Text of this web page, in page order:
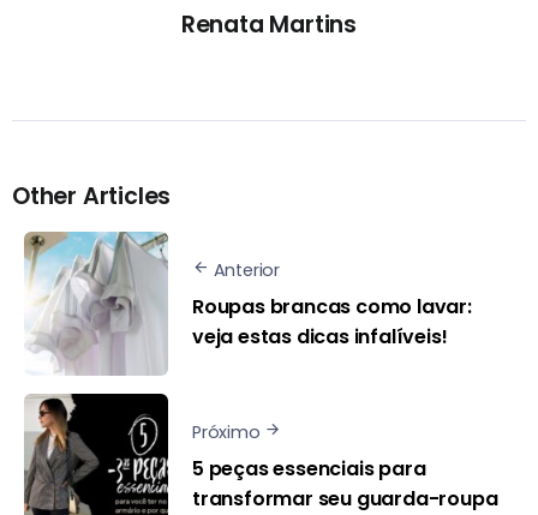
Renata Martins
Other Articles
Anterior
Roupas brancas como lavar:
veja estas dicas infalíveis!
Próximo
5 peças essenciais para
transformar seu guarda-roupa